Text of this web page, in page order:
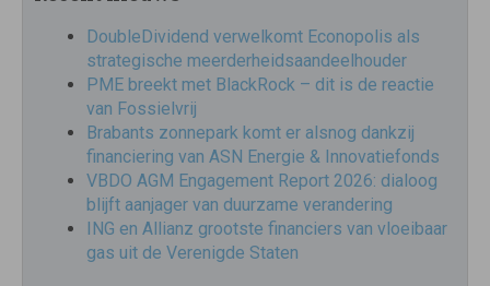
DoubleDividend verwelkomt Econopolis als
strategische meerderheidsaandeelhouder
PME breekt met BlackRock – dit is de reactie
van Fossielvrij
Brabants zonnepark komt er alsnog dankzij
financiering van ASN Energie & Innovatiefonds
VBDO AGM Engagement Report 2026: dialoog
blijft aanjager van duurzame verandering
ING en Allianz grootste financiers van vloeibaar
gas uit de Verenigde Staten